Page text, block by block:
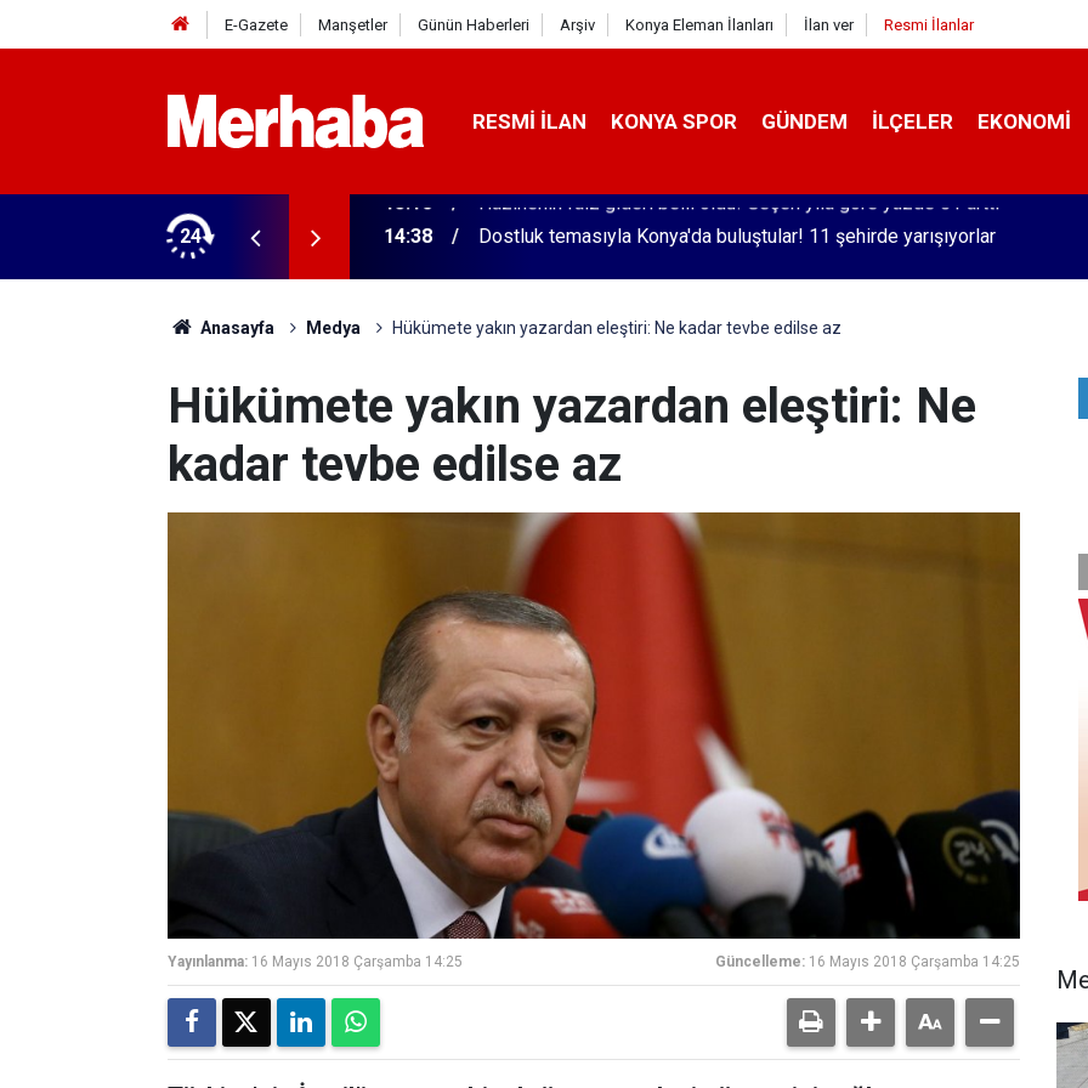
E-Gazete Manşetler Günün Haberleri Arşiv Konya Eleman İlanları İlan ver Resmi İlanlar
RESMI İLAN KONYA SPOR GÜNDEM İLÇELER EKONOMI
24
yıla göre yüzde 51 arttı 14:38 Dostluk temasıyla Konya'da buluştular! 11 şehirde yarışıyorlar
Anasayfa Medya Hükümete yakın yazardan eleştiri: Ne kadar tevbe edilse az
Hükümete yakın yazardan eleştiri: Ne
kadar tevbe edilse az
Yayınlanma: 16 Mayıs 2018 Çarşamba 14:25 Güncelleme: 16 Mayıs 2018 Çarşamba 14:25